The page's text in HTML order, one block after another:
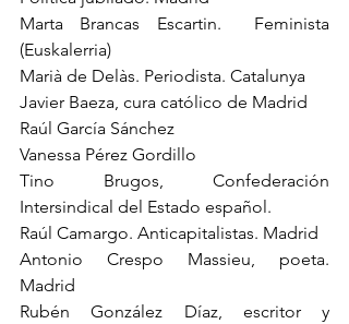
Marta Brancas Escartin.  Feminista
(Euskalerria)
Marià de Delàs. Periodista. Catalunya
Javier Baeza, cura católico de Madrid
Raúl García Sánchez
Vanessa Pérez Gordillo
Tino Brugos, Confederación
Intersindical del Estado español.
Raúl Camargo. Anticapitalistas. Madrid
Antonio Crespo Massieu, poeta.
Madrid
Rubén González Díaz, escritor y